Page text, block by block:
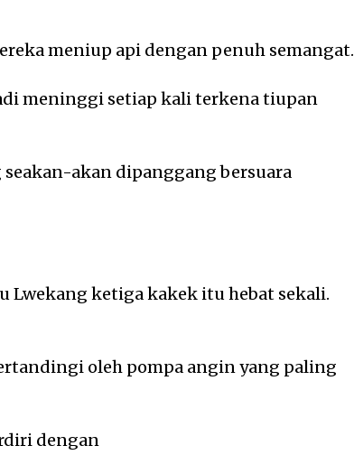
meniup api dengan penuh semangat.
meninggi setiap kali terkena tiupan
akan dipanggang bersuara
Lwekang ketiga kakek itu hebat sekali.
oleh pompa angin yang paling
dengan